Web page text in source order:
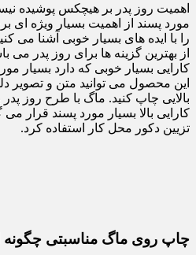
اهمیت روز پدر بر هیچکس پوشیده
مورد پسند از اهمیت بسیار ویژه ای
را با ایده های بسیار خوبی آشنا
از بهترین گزینه ها برای روز پدر می
کارایی بسیار خوبی که دارد بسیار
این محصول می توانید متن و تصویر
بالایی چاپ کنید. ماگ با طرح روز
کارایی بالا بسیار مورد پسند قرار
تزیین دکور محل کار استفاده کرد.
چاپ روی ماگ مناسبتی